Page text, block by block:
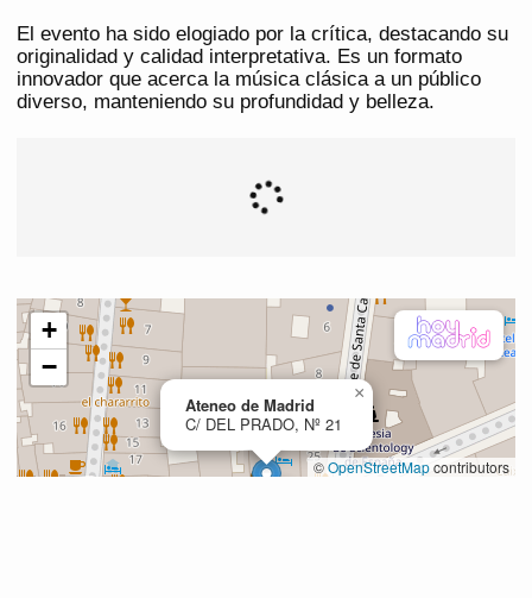
El evento ha sido elogiado por la crítica, destacando su
originalidad y calidad interpretativa. Es un formato
innovador que acerca la música clásica a un público
diverso, manteniendo su profundidad y belleza.